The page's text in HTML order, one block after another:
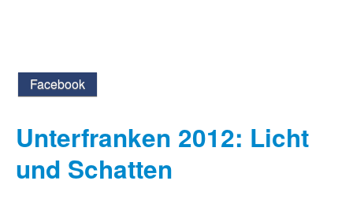
Facebook
Unterfranken 2012: Licht
und Schatten